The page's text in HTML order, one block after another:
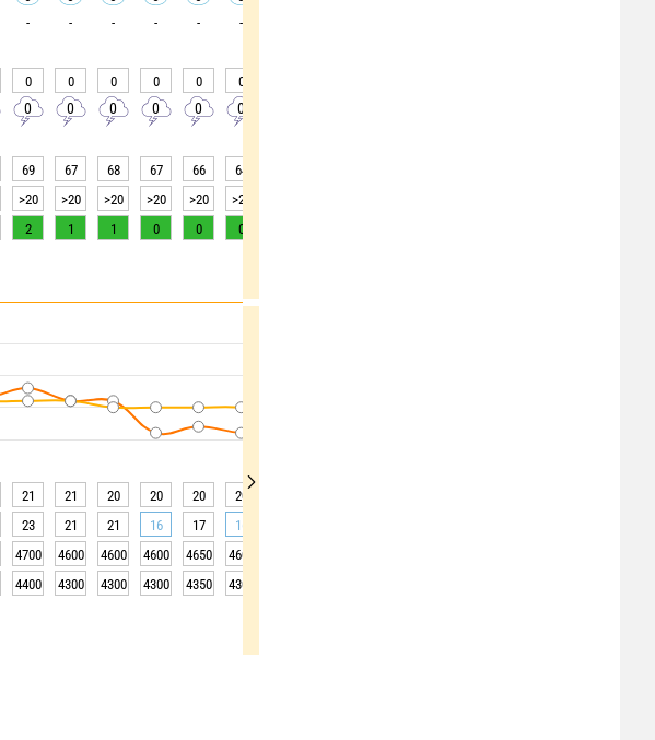
- - - - - -
0 0 0 0 0 0
0 0 0 0 0 0
69 67 68 67 66 64
>20 >20 >20 >20 >20 >20
2 1 1 0 0 0
21 21 20 20 20 20
23 21 21 16 17 16
4700 4600 4600 4600 4650 4600
4400 4300 4300 4300 4350 4300